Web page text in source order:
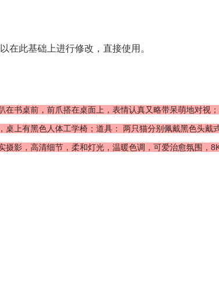
在此基础上进行修改，直接使用。
书桌前，前爪搭在桌面上，表情认真又略带呆萌地对视
上有黑色人体工学椅；道具： 两只猫分别佩戴黑色头戴
影，高清细节，柔和灯光，温暖色调，可爱治愈氛围，